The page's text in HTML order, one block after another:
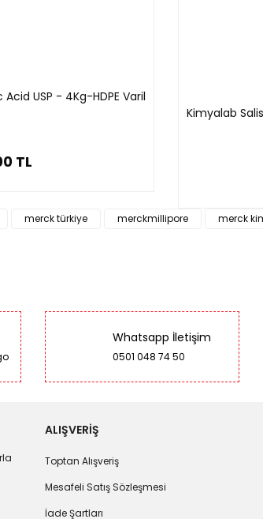
USP - 4Kg-HDPE Varil
TL
Kimyalab
merck türkiye merckmillipore merck
Whatsapp İletişim
0501 048 74 50
ALIŞVERİŞ
Toptan Alışveriş
Mesafeli Satış Sözleşmesi
İade Şartları